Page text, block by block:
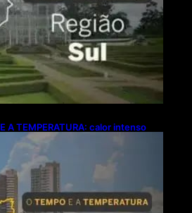
A TEMPERATURA: calor intenso
no Centro-Oeste neste domingo (9)